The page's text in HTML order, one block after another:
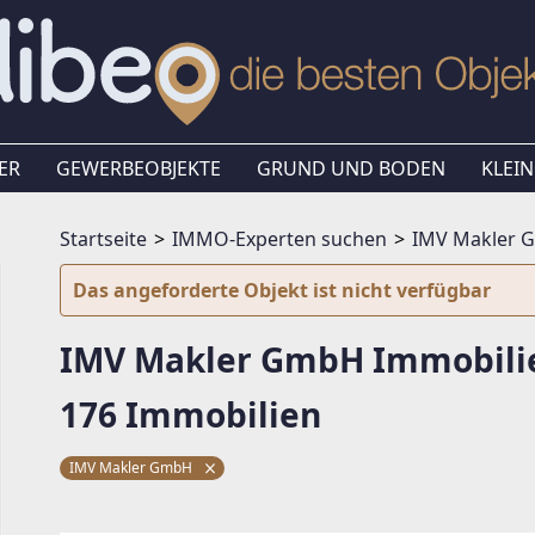
GEWERBEOBJEKTE GRUND UND BODEN
Startseite IMMO-Experten suchen
IMV Makler
Das angeforderte Objekt ist nicht verfügbar
IMV Makler GmbH
176 Immobilien
IMV Makler GmbH